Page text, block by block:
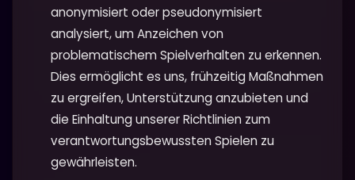
anonymisiert oder pseudonymisiert
analysiert, um Anzeichen von
problematischem Spielverhalten zu erkennen.
Dies ermöglicht es uns, frühzeitig Maßnahmen
zu ergreifen, Unterstützung anzubieten und
die Einhaltung unserer Richtlinien zum
verantwortungsbewussten Spielen zu
gewährleisten.